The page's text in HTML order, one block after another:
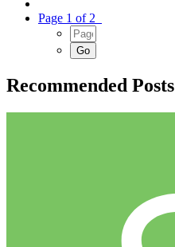
Page 1 of 2
Recommended Posts